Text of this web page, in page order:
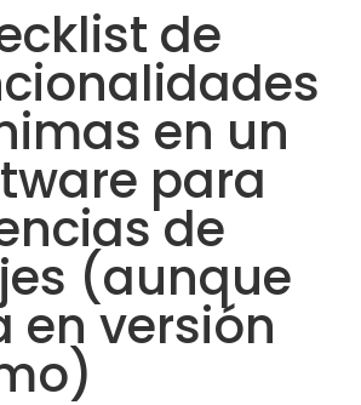
de
en un
para
de
(aunque
en versión